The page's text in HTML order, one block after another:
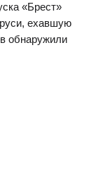
«Брест»
ехавшую
обнаружили